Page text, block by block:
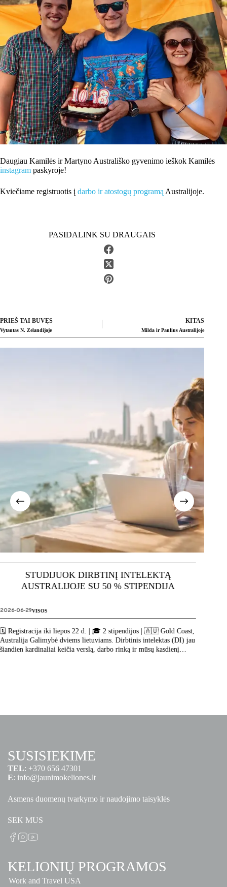
Daugiau Kamilės ir Martyno Australiško gyvenimo ieškok Kamilės
instagram paskyroje!
Kviečiame registruotis į darbo ir atostogų programą Australijoje.
PASIDALINK SU DRAUGAIS
PRIEŠ TAI BUVĘS
Vytautas N. Zelandijoje
KITAS
Milda ir Paulius Australijoje
jau
JAUNIMO KELIONIŲ GIMTADIENIS!
Mūsų gimtadienis – jūsų dviračių žygis! Jaunimo kelionėms jau 15-
ka metų! Štai kiek laiko dalinamės kelionių džiaugsmais, vargais,
istorijomis ir patarimais su jumis. O kadangi be jūsų – tikrai nebūtų
[…]
SUSISIEKIME
TEL: +370 656 47301
E: info@jaunimokeliones.lt
Asmens duomenų tvarkymo ir naudojimo taisyklės
SEK MUS
KELIONIŲ PROGRAMOS
Work and Travel USA